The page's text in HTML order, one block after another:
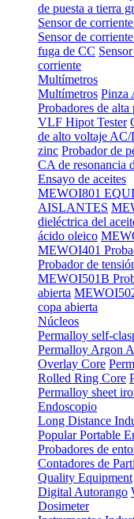
de puesta a tierra
Sensor de
Sensor de
fuga de CC
corriente
Multímetros
Multímetros Pinza
Probadores de alta
VLF Hipot Tester
de alto voltaje AC/
zinc Probador de
CA de resonancia
Ensayo de aceites
MEWOI801
AISLANTES
dieléctrica del
ácido oleico
MEWOI401
Probador de
MEWOI501B
abierta
copa abierta
Núcleos
Permalloy self-
Permalloy Argon
Overlay Core
Rolled Ring Core
Permalloy sheet
Endoscopio
Long Distance
Popular Portable
Probadores de
Contadores de
Quality Equipment
Digital Autorango
Dosimeter